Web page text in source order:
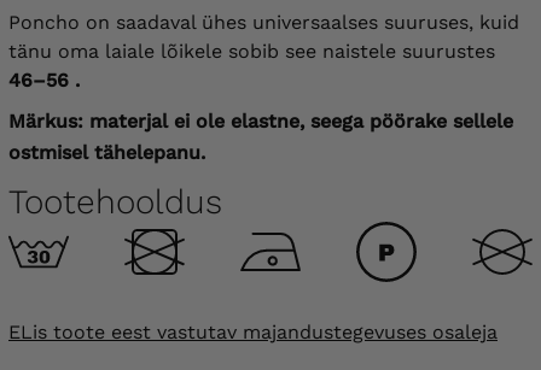
Poncho on saadaval ühes universaalses suuruses, kuid
tänu oma laiale lõikele sobib see naistele suurustes
46–56 .
Märkus: materjal ei ole elastne, seega pöörake sellele
ostmisel tähelepanu.
Tootehooldus
ELis toote eest vastutav majandustegevuses osaleja